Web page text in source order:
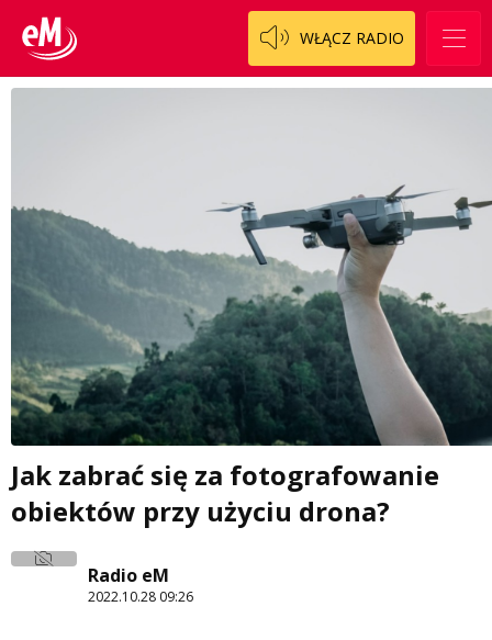
WŁĄCZ RADIO
Jak zabrać się za fotografowanie
obiektów przy użyciu drona?
Radio eM
2022.10.28 09:26